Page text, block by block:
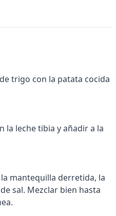
trigo con la patata cocida
la leche tibia y añadir a la
mantequilla derretida, la
sal. Mezclar bien hasta